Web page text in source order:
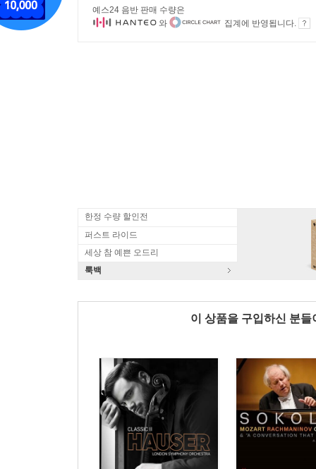
예스24 음반 판매 수량은
와
집계에 반영됩니다.
한정 수량 할인전
퍼스트 라이드
세상 참 예쁜 오드리
룩백
이 상품을 구입하신 분